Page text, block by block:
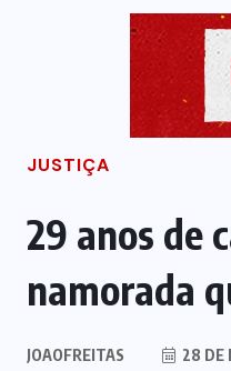
JUSTIÇA
29 anos de
namorada
JOAOFREITAS 28 DE